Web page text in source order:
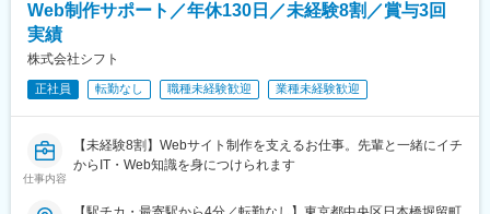
Web制作サポート／年休130日／未経験8割／賞与3回
実績
株式会社シフト
正社員 転勤なし 職種未経験歓迎 業種未経験歓迎
仕事内容
【未経験8割】Webサイト制作を支えるお仕事。先輩と一緒にイチ
からIT・Web知識を身につけられます